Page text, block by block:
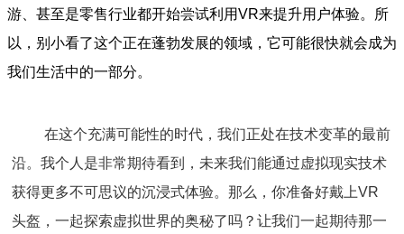
游、甚至是零售行业都开始尝试利用VR来提升用户体验。所
以，别小看了这个正在蓬勃发展的领域，它可能很快就会成为
我们生活中的一部分。
在这个充满可能性的时代，我们正处在技术变革的最前
沿。我个人是非常期待看到，未来我们能通过虚拟现实技术
获得更多不可思议的沉浸式体验。那么，你准备好戴上VR
头盔，一起探索虚拟世界的奥秘了吗？让我们一起期待那一